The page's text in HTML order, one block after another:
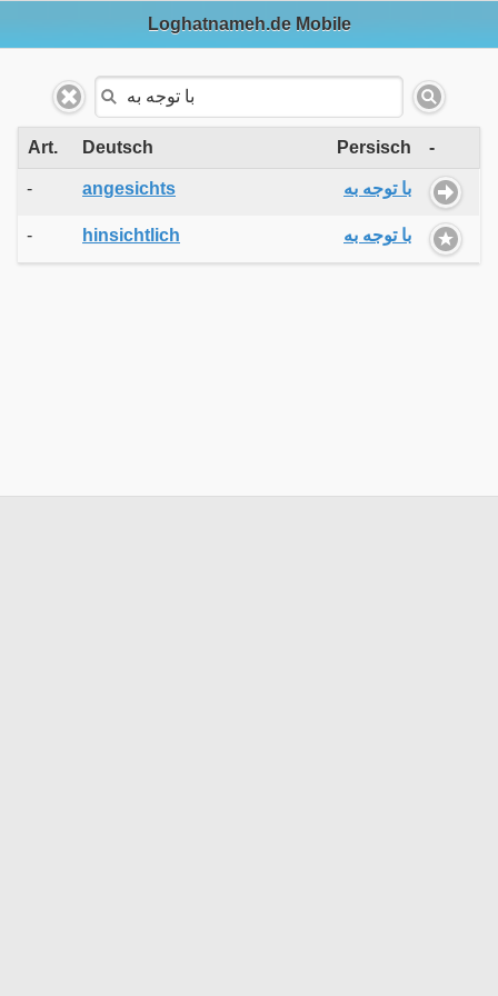
Loghatnameh.de Mobile
Art. Deutsch Persisch -
- angesichts با توجه به
- hinsichtlich با توجه به